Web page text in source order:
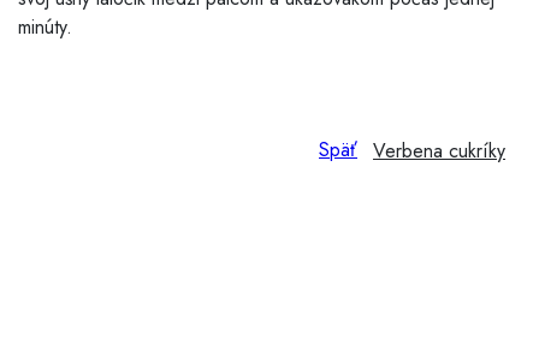
minúty.
Späť Verbena cukríky